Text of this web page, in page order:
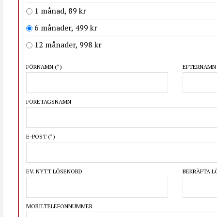
1 månad, 89 kr
6 månader, 499 kr
12 månader, 998 kr
FÖRNAMN (*) EFTERNAMN
FÖRETAGSNAMN
E-POST (*)
EV. NYTT LÖSENORD BEKRÄFTA
MOBILTELEFONNUMMER